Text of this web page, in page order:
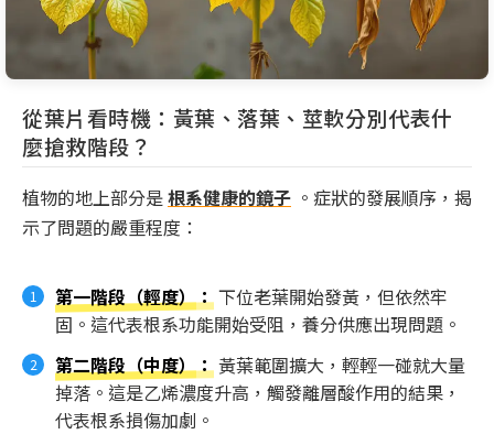
從葉片看時機：黃葉、落葉、莖軟分別代表什
麼搶救階段？
植物的地上部分是根系健康的鏡子 。症狀的發展順序，揭
示了問題的嚴重程度：
第一階段（輕度）：下位老葉開始發黃，但依然牢
固。這代表根系功能開始受阻，養分供應出現問題。
第二階段（中度）：黃葉範圍擴大，輕輕一碰就大量
掉落。這是乙烯濃度升高，觸發離層酸作用的結果，
代表根系損傷加劇。